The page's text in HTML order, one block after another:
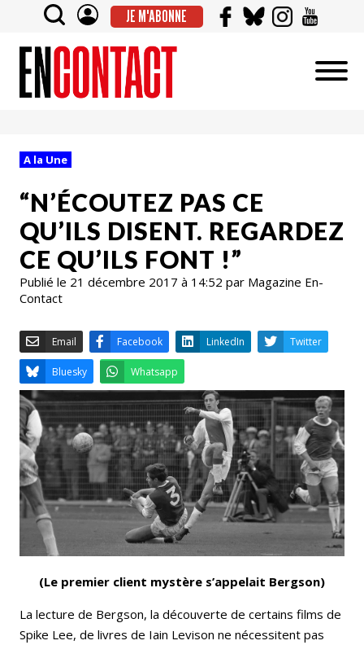
JE M'ABONNE
A la Une
“N’ÉCOUTEZ PAS CE
QU’ILS DISENT. REGARDEZ
CE QU’ILS FONT !”
Publié le 21 décembre 2017 à 14:52 par Magazine En-
Contact
Email Facebook LinkedIn
Bluesky Whatsapp
(Le premier client mystère s’appelait Bergson)
La lecture de Bergson, la découverte de certains films de
Spike Lee, de livres de Iain Levison ne nécessitent pas